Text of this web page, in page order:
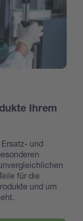
Ihrem
und
für die
und um